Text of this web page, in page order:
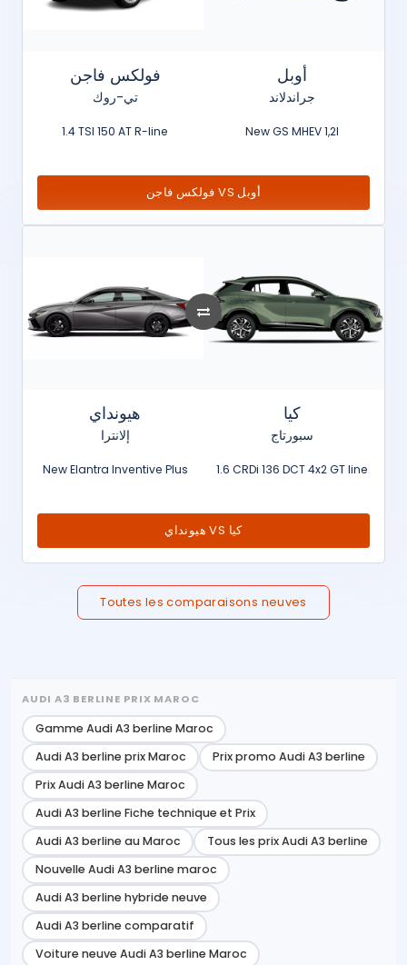
فولكس فاجن
تي-روك
1.4 TSI 150 AT R-line
أوبل
جراندلاند
New GS MHEV 1,2l
فولكس فاجن VS أوبل
هيونداي
إلانترا
New Elantra Inventive Plus
كيا
سبورتاج
1.6 CRDi 136 DCT 4x2 GT line
هيونداي VS كيا
Toutes les comparaisons neuves
AUDI A3 BERLINE PRIX MAROC
Gamme Audi A3 berline Maroc
Audi A3 berline prix Maroc
Prix promo Audi A3 berline
Prix Audi A3 berline Maroc
Audi A3 berline Fiche technique et Prix
Audi A3 berline au Maroc
Tous les prix Audi A3 berline
Nouvelle Audi A3 berline maroc
Audi A3 berline hybride neuve
Audi A3 berline comparatif
Voiture neuve Audi A3 berline Maroc